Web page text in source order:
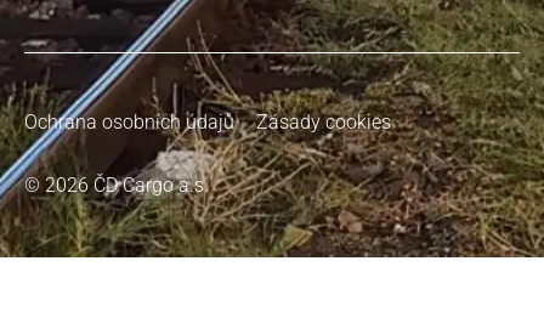
© 2026 ČD Cargo a.s.
Ochrana osobních údajů Zásady cookies